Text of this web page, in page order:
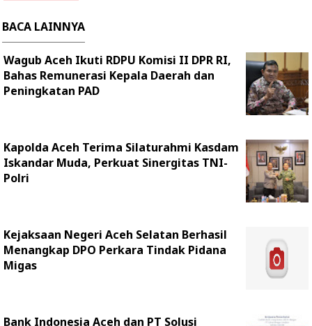
BACA LAINNYA
Wagub Aceh Ikuti RDPU Komisi II DPR RI,
Bahas Remunerasi Kepala Daerah dan
Peningkatan PAD
Kapolda Aceh Terima Silaturahmi Kasdam
Iskandar Muda, Perkuat Sinergitas TNI-
Polri
Kejaksaan Negeri Aceh Selatan Berhasil
Menangkap DPO Perkara Tindak Pidana
Migas
Bank Indonesia Aceh dan PT Solusi